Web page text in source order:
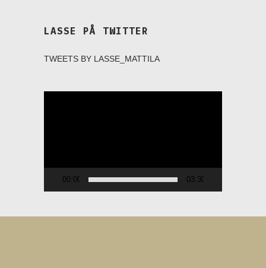
LASSE PÅ TWITTER
TWEETS BY LASSE_MATTILA
00:00 03:30